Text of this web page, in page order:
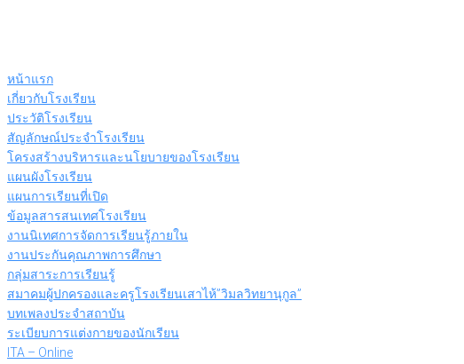
หน้าแรก
เกี่ยวกับโรงเรียน
ประวัติโรงเรียน
สัญลักษณ์ประจำโรงเรียน
โครงสร้างบริหารและนโยบายของโรงเรียน
แผนผังโรงเรียน
แผนการเรียนที่เปิด
ข้อมูลสารสนเทศโรงเรียน
งานนิเทศการจัดการเรียนรู้ภายใน
งานประกันคุณภาพการศึกษา
กลุ่มสาระการเรียนรู้
สมาคมผู้ปกครองและครูโรงเรียนเสาไห้”วิมลวิทยานุกูล”
บทเพลงประจำสถาบัน
ระเบียบการแต่งกายของนักเรียน
ITA – Online